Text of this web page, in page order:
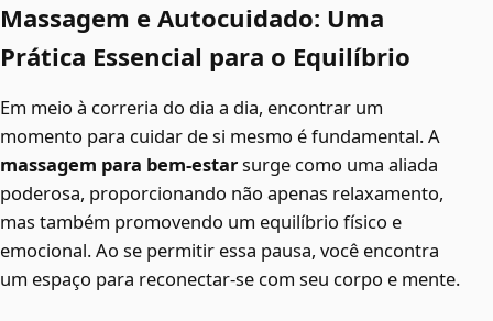
Massagem e Autocuidado: Uma
Prática Essencial para o Equilíbrio
Em meio à correria do dia a dia, encontrar um
momento para cuidar de si mesmo é fundamental. A
massagem para bem-estarsurge como uma aliada
poderosa, proporcionando não apenas relaxamento,
mas também promovendo um equilíbrio físico e
emocional. Ao se permitir essa pausa, você encontra
um espaço para reconectar-se com seu corpo e mente.